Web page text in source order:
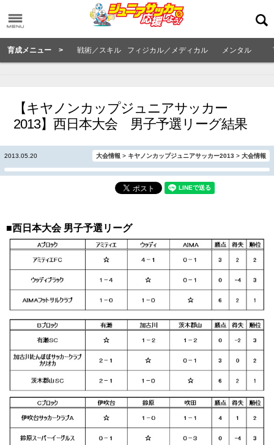
育成メニュー > 戦術／スキル フィジカル／メディカル メンタル
【キヤノンカップジュニアサッカー
2013】西日本大会 男子予選リーグ結果
2013.05.20 大会情報 > キヤノンカップジュニアサッカー2013 > 大会情報
■西日本大会 男子予選リーグ